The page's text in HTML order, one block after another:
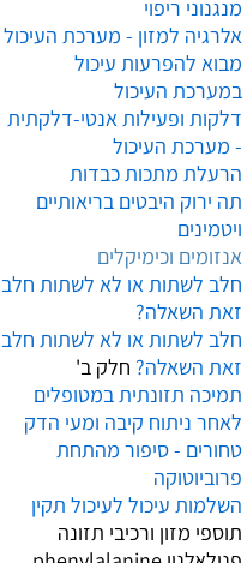
מנגנוני ריפוי
אלרגיה למזון - מערכת העיכול
מבוא להפרעות עיכול
במערכת העיכול
דלקות ופעילות אנטי-דלקתית
- מערכת העיכול
הרעלת מתכות כבדות
תה ירוק היבטים בריאותיים
ויטמינים
אנזומים וכימיקלים
חלב לשתות או לא לשתות חלב
זאת השאלה?
חלב לשתות או לא לשתות חלב
זאת השאלה? חלק ב'
תמיכה תזונתית במטופלים
לאחר ניתוח קיבה ומעי הדק
טחורים - סיפור מהתחת
פרוביוטוקה
השלמות עיכול לעיכול תקין
תוספי מזון ורכיבי תזונה